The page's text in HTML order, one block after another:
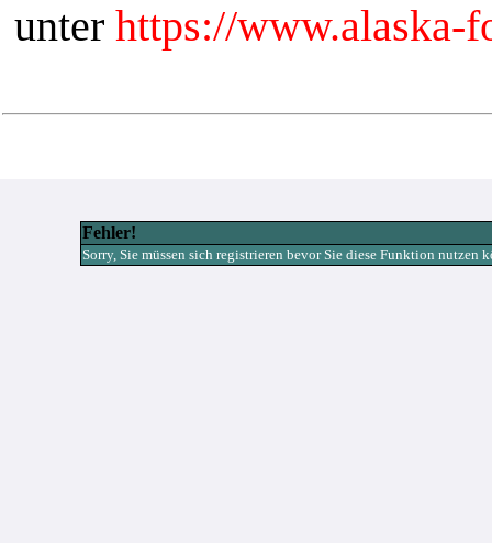
unter https://www.alaska-
Fehler!
Sorry, Sie müssen sich registrieren bevor Sie diese Funktion nutzen